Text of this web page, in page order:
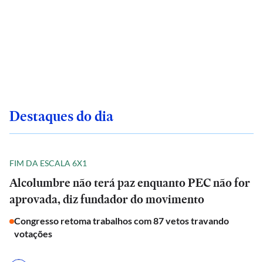
Destaques do dia
FIM DA ESCALA 6X1
Alcolumbre não terá paz enquanto PEC não for
aprovada, diz fundador do movimento
Congresso retoma trabalhos com 87 vetos travando
votações